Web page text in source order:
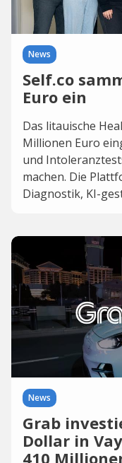
News
Self.co
Euro ein
Das litauische
Millionen Euro
und
machen. Die
Diagnostik, KI-
News
Grab
Dollar in
410